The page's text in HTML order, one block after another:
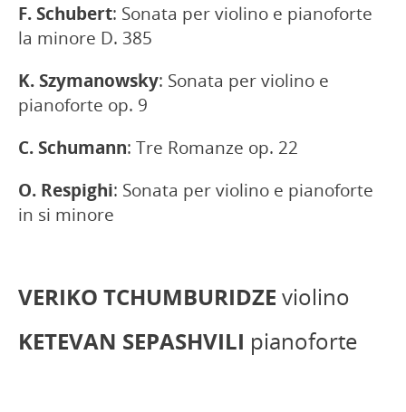
F. Schubert: Sonata per violino e pianoforte
la minore D. 385
K. Szymanowsky: Sonata per violino e
pianoforte op. 9
C. Schumann: Tre Romanze op. 22
O. Respighi: Sonata per violino e pianoforte
in si minore
VERIKO TCHUMBURIDZE violino
KETEVAN SEPASHVILI pianoforte